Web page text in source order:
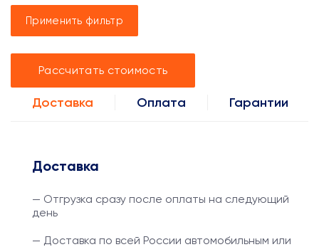
Применить фильтр
Рассчитать стоимость
Доставка Оплата Гарантии
Доставка
— Отгрузка сразу после оплаты на следующий
день
— Доставка по всей России автомобильным или